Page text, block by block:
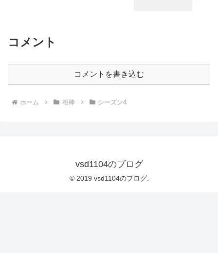
コメント
コメントを書き込む
ホーム 相棒 シーズン4
vsd1104のブログ
© 2019 vsd1104のブログ.